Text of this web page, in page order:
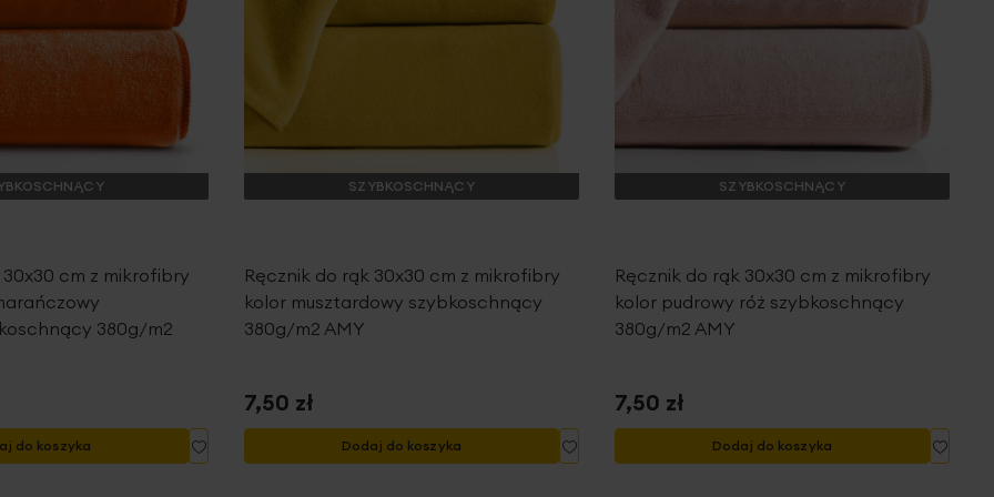
cm z mikrofibry
380g/m2
do koszyka
do
SZYBKOSCHNĄCY
Ręcznik do rąk 30x30 cm z mikrofibry
kolor musztardowy szybkoschnący
380g/m2 AMY
7,50 zł
Dodaj do koszyka
do
SZYBKOSCHNĄCY
Ręcznik do rąk 30x30 cm z mikrofibry
kolor pudrowy róż szybkoschnący
380g/m2 AMY
7,50 zł
Dodaj do koszyka
Dodaj
do